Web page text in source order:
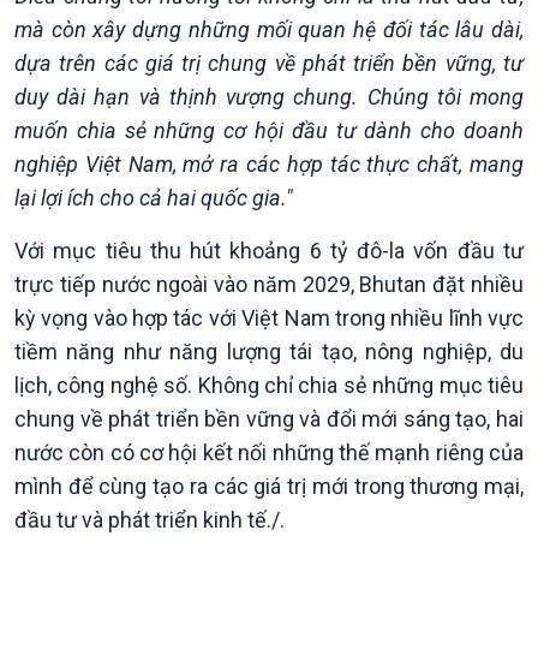
Văn hoá & Du lịch
Tin Văn hoá & Du lịch
Câu chuyện Thể thao
Multimedia
Ảnh
Infographic
E-Magazine
mà còn xây dựng những mối quan hệ đối tác lâu dài,
dựa trên các giá trị chung về phát triển bền vững, tư
duy dài hạn và thịnh vượng chung. Chúng tôi mong
muốn chia sẻ những cơ hội đầu tư dành cho doanh
nghiệp Việt Nam, mở ra các hợp tác thực chất, mang
lại lợi ích cho cả hai quốc gia."
Với mục tiêu thu hút khoảng 6 tỷ đô-la vốn đầu tư
trực tiếp nước ngoài vào năm 2029, Bhutan đặt nhiều
kỳ vọng vào hợp tác với Việt Nam trong nhiều lĩnh vực
tiềm năng như năng lượng tái tạo, nông nghiệp, du
lịch, công nghệ số. Không chỉ chia sẻ những mục tiêu
chung về phát triển bền vững và đổi mới sáng tạo, hai
nước còn có cơ hội kết nối những thế mạnh riêng của
mình để cùng tạo ra các giá trị mới trong thương mại,
đầu tư và phát triển kinh tế./.